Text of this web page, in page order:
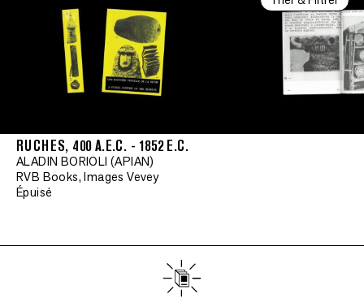
RUCHES, 400 A.E.C. - 1852 E.C.
ALADIN BORIOLI (APIAN)
RVB Books, Images Vevey
Épuisé